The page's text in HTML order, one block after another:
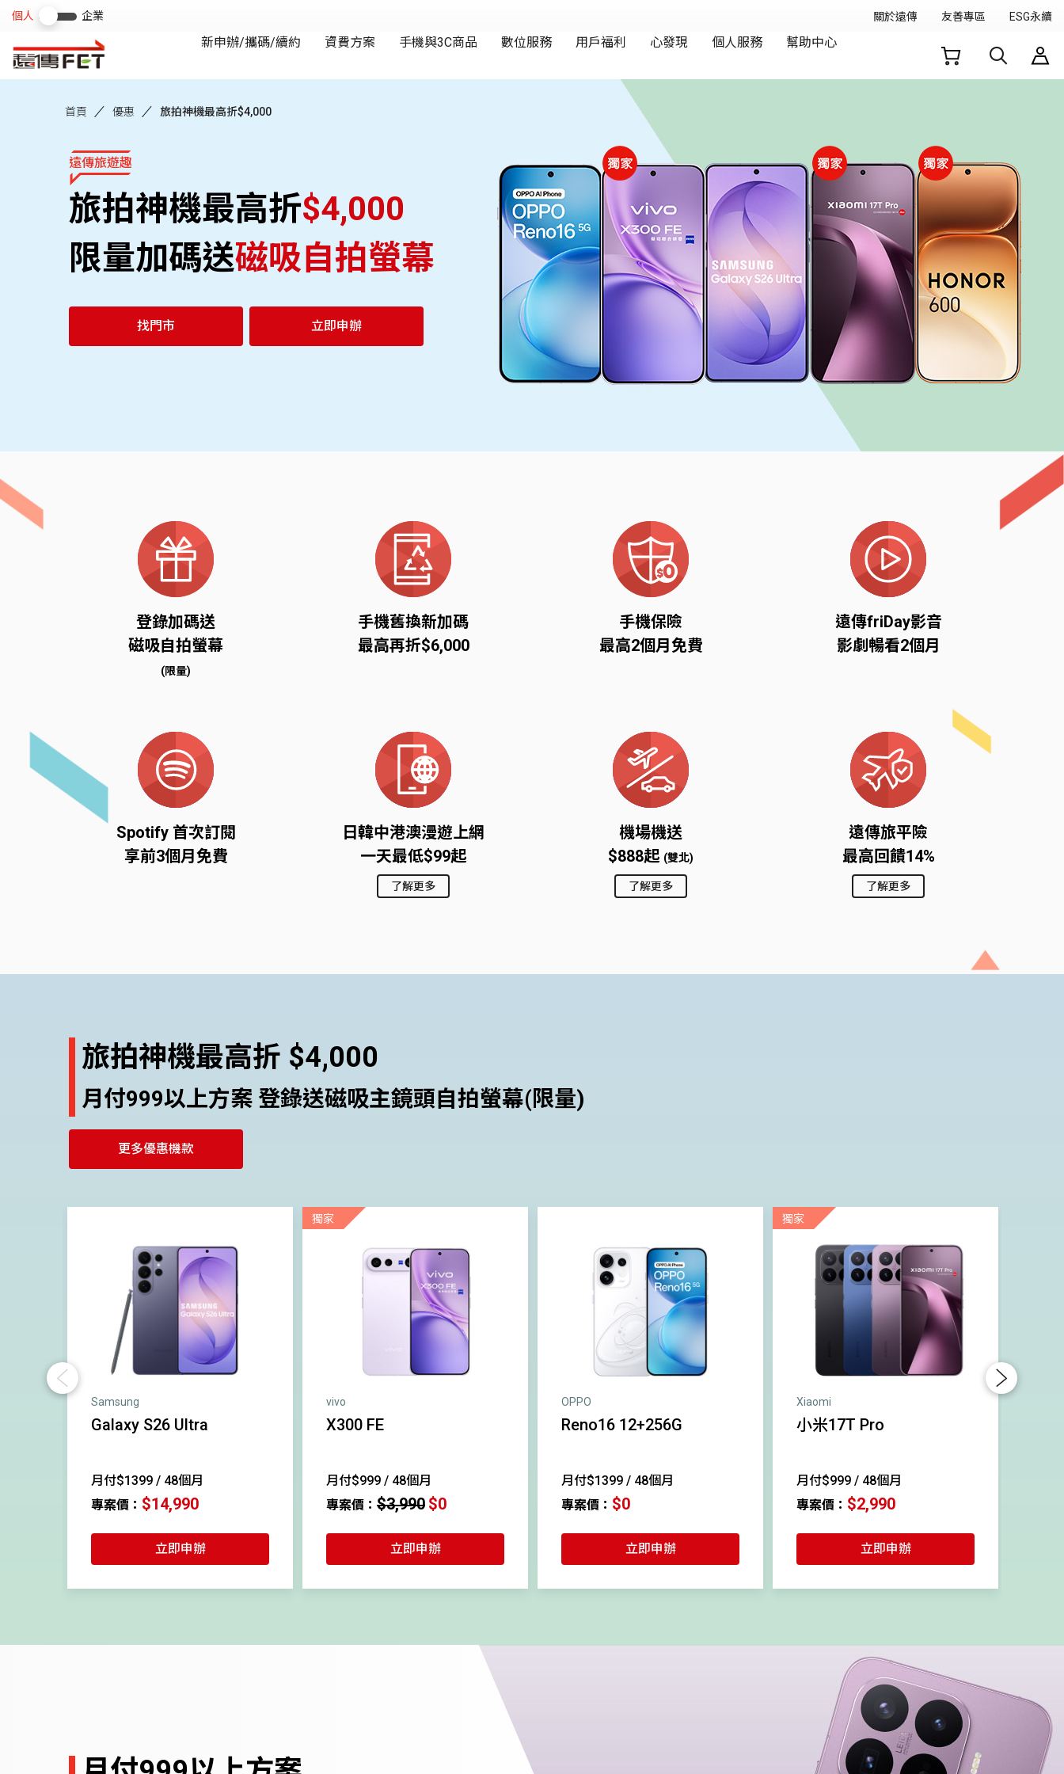
首頁 優惠 旅拍神機最高折$4,000
遠傳旅遊趣
旅拍神機最高折$4,000
限量加碼送磁吸自拍螢幕
找門市 立即申辦
登錄加碼送
磁吸自拍螢幕
(限量)
手機舊換新加碼
最高再折$6,000
手機保險
最高2個月免費
遠傳friDay影音
影劇暢看2個月
Spotify 首次訂閱
享前3個月免費
日韓中港澳漫遊上網
一天最低$99起
了解更多
機場機送
$888起 (雙北)
了解更多
遠傳旅平險
最高回饋14%
了解更多
旅拍神機最高折 $4,000
月付999以上方案 登錄送磁吸主鏡頭自拍螢幕(限量)
更多優惠機款
Previous
Samsung
Galaxy S26 Ultra
月付$1399 / 48個月
專案價： $14,990
立即申辦
獨家
vivo
X300 FE
月付$999 / 48個月
專案價： $3,990 $0
立即申辦
OPPO
Reno16 12+256G
月付$1399 / 48個月
專案價： $0
立即申辦
獨家
Xiaomi
小米17T Pro
月付$999 / 48個月
專案價： $2,990
立即申辦
Next